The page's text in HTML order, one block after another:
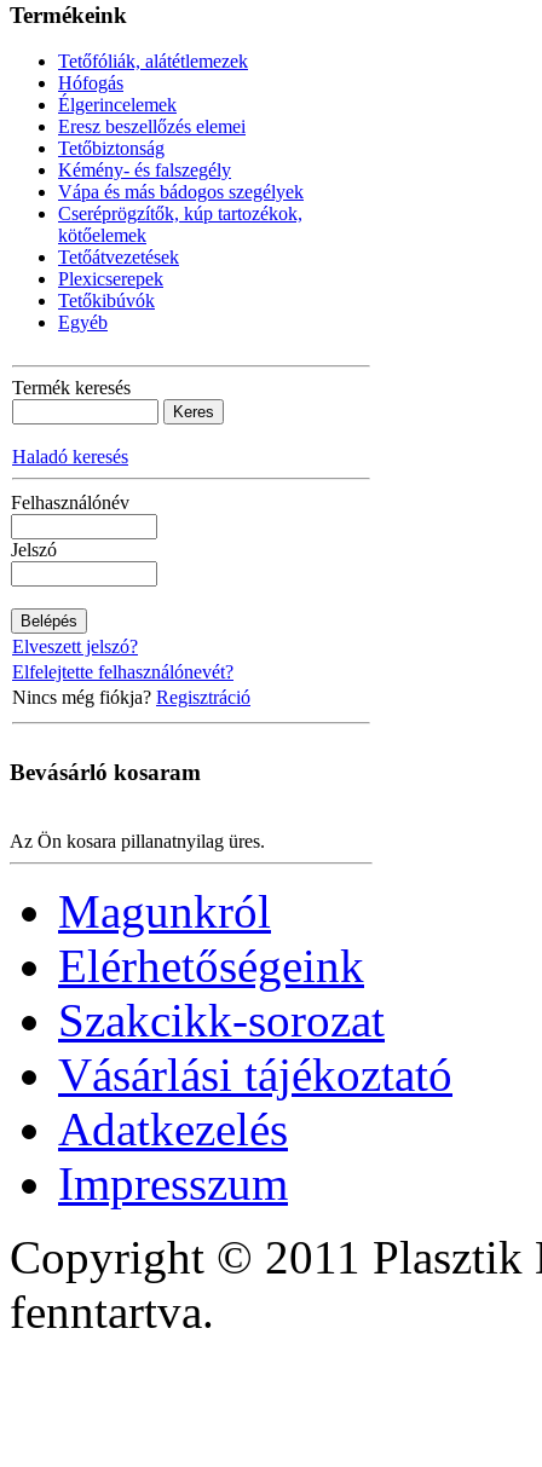
Termékeink
Tetőfóliák, alátétlemezek
Hófogás
Élgerincelemek
Eresz beszellőzés elemei
Tetőbiztonság
Kémény- és falszegély
Vápa és más bádogos szegélyek
Cseréprögzítők, kúp tartozékok,
kötőelemek
Tetőátvezetések
Plexicserepek
Tetőkibúvók
Egyéb
Termék keresés
Haladó keresés
Felhasználónév
Jelszó
Elveszett jelszó?
Elfelejtette felhasználónevét?
Nincs még fiókja? Regisztráció
Bevásárló kosaram
Az Ön kosara pillanatnyilag üres.
Magunkról
Elérhetőségeink
Szakcikk-sorozat
Vásárlási tájékoztató
Adatkezelés
Impresszum
Copyright © 2011
fenntartva.